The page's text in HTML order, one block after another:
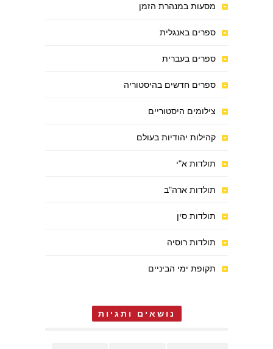
מסעות במנהרת הזמן
ספרים באנגלית
ספרים בעברית
ספרים חדשים בהיסטוריה
צילומים היסטוריים
קהילות יהודיות בעולם
תולדות א"י
תולדות ארה"ב
תולדות סין
תולדות רוסיה
תקופת ימי הביניים
נושאים ותגיות